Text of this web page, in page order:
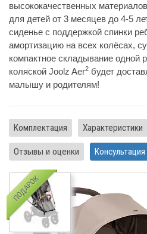
высококачественных
для детей от 3 месяцев до 4-5
сиденье с поддержкой спинки
амортизацию на всех колёсах,
компактное складывание одной
коляской Joolz Aer2 будет
малышу и родителям!
Комплектация Характеристики
Отзывы и оценки Консультация
ПОДАРОК